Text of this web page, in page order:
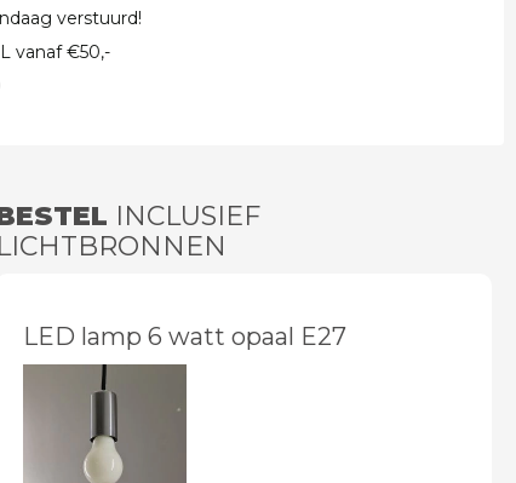
verstuurd!
vanaf €50,-
INCLUSIEF
LICHTBRONNEN
LED lamp 6 watt opaal E27